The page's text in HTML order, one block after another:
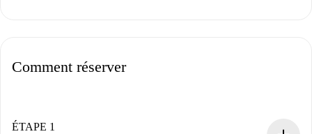
Comment réserver
ÉTAPE 1